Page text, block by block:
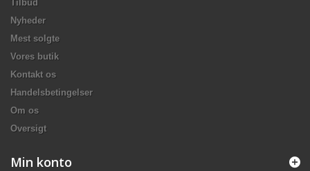
Tilbud
Nyheder
Mest solgte
Vores butik
Kontakt os
Handelsbetingelser
Om os
Oversigt
Min konto